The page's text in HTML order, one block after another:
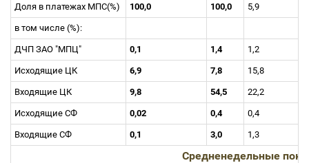
Доля в платежах МПС(%) 100,0 100,0 5,9
в том числе (%):
ДЧП ЗАО "МПЦ" 0,1 1,4 1,2
Исходящие ЦК 6,9 7,8 15,8
Входящие ЦК 9,8 54,5 22,2
Исходящие СФ 0,02 0,4 0,4
Входящие СФ 0,1 3,0 1,3
Средненедельные